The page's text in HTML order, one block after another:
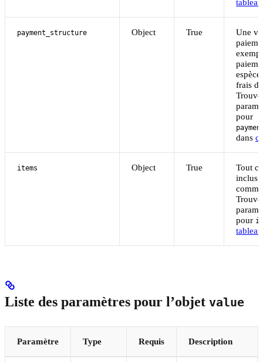
tableau
payment_structure Object True
Une
frais
pour
dans
items Object True
Tout
inclus
pour
tableau
Liste des paramètres pour l’objet value
Paramètre Type Requis Description